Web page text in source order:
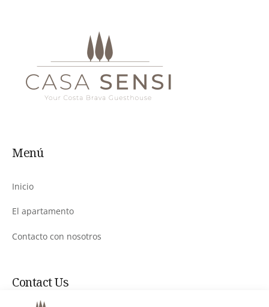
Menú
Inicio
El apartamento
Contacto con nosotros
Contact Us